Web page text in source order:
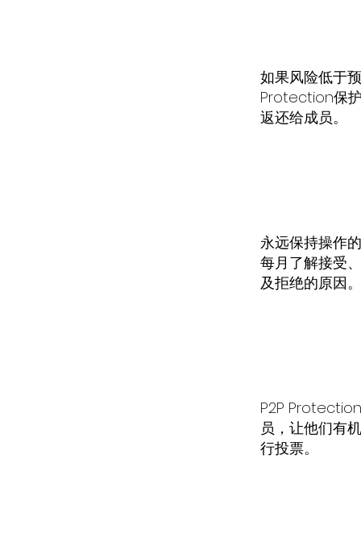
如果风险低于
Protection保
返还给成员。
永远保持操作
每月了解接受
及拒绝的原因。
P2P
员，让他们有
行投票。